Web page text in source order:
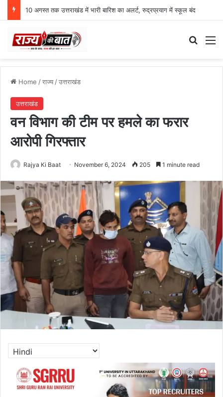
10 अगस्त तक उत्तराखंड में भारी बारिश का अलर्ट, रुद्रप्रयाग में स्कूल बंद
Home /राज्य/उत्तराखंड
उत्तराखंड
वन विभाग की टीम पर हमले का फरार
आरोपी गिरफ्तार
Rajya Ki Baat November 6, 2024 205 1 minute read